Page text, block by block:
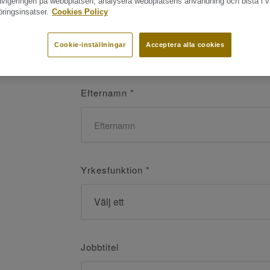
Namn
Efternamn *
Yrkesfunktion *
Jobbtitel
Cookies Policy
Acceptera alla cookies
Cookie-inställningar